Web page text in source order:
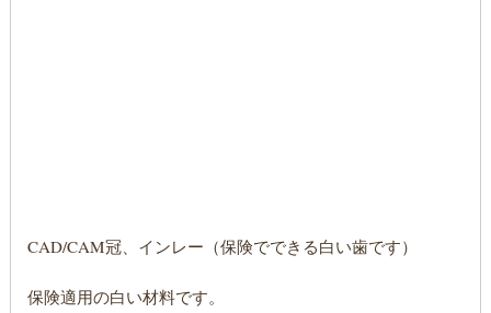
CAD/CAM冠、インレー（保険でできる白い歯です）
保険適用の白い材料です。